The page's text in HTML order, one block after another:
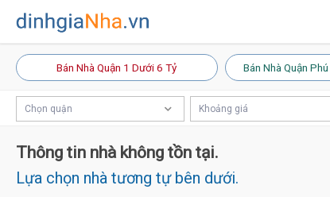
Bán Nhà Quận 1 Dưới 6 Tỷ Bán Nhà Quận
Chọn quận Khoảng giá
Thông tin nhà không tồn tại.
Lựa chọn nhà tương tự bên dưới.